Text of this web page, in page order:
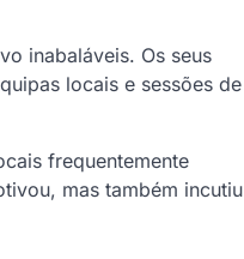
inabaláveis. Os seus
locais e sessões de
frequentemente
mas também incutiu